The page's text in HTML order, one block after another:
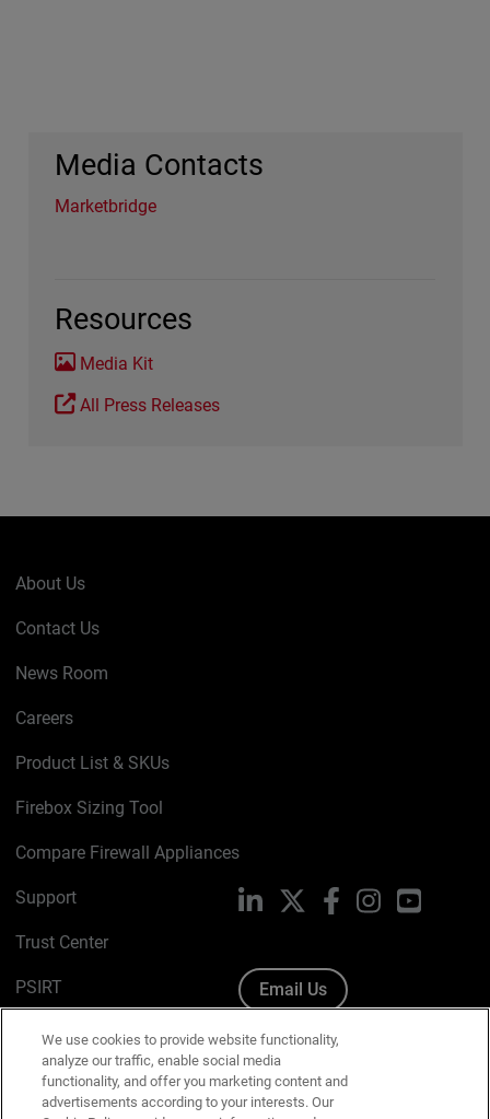
Media Contacts
Marketbridge
Resources
Media Kit
All Press Releases
About Us
Contact Us
News Room
Careers
Product List & SKUs
Firebox Sizing Tool
Compare Firewall Appliances
Support
Trust Center
PSIRT
Cookie Policy
Privacy Policy
LinkedIn FacebookInstagram
Email Us
We use cookies to provide website functionality,
analyze our traffic, enable social media
functionality, and offer you marketing content and
advertisements according to your interests. Our